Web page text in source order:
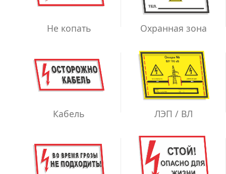
Не копать Охранная зона
Кабель ЛЭП / ВЛ